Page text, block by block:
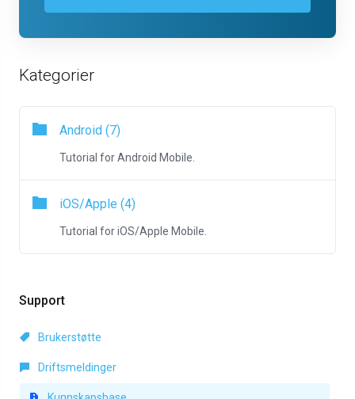
Support
Brukerstøtte
Driftsmeldinger
Kategorier
Android (7)
Tutorial for Android Mobile.
iOS/Apple (4)
Tutorial for iOS/Apple Mobile.